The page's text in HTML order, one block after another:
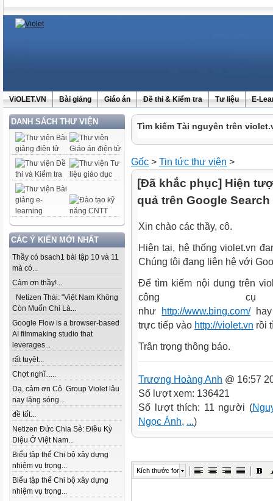
ViOLET.VN Bài giảng Giáo án Đề thi & Kiểm tra Tư liệu E-
DANH SÁCH THƯ VIỆN
CÁC Ý KIẾN MỚI NHẤT
Thầy có bsach1 bài tập 10 và 11
mà có...
Cảm ơn thầy!...
Netizen Thái: "Việt Nam Không
Còn Muốn Chỉ Là...
Google Flow is a browser-based
AI filmmaking studio that
leverages...
rất tuyệt...
Chợt nghĩ......
Dạ, cảm ơn Cô. Group Violet lâu
nay lặng sóng...
đề tốt...
Netizen Đức Chia Sẻ: Điều Kỳ
Diệu Ở Việt Nam...
Biểu tập thể Chi bộ xây dựng
nhiệm vụ trọng...
Biểu tập thể Chi bộ xây dựng
nhiệm vụ trọng...
Tìm kiếm Tài nguyên trên
Gốc > Tin tức thư viện >
[Đã khắc phục] Hiện
quả trên Google Search
Xin chào các thầy, cô.
Hiện tại, hệ thống violet.vn
Chúng tôi đang liên hệ với
Để tìm kiếm nội dung trên
công
như
http://www.bing.com/
trực tiếp vào http://violet.vn rồi
Trân trọng thông báo.
Trương Hoàng Anh @ 16:57
Số lượt xem: 136421
Số lượt thích: 11 người (
Ngọc Ánh, ...)
Kích thước font